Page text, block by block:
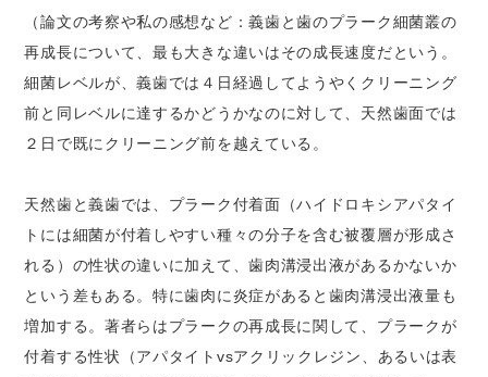
（論文の考察や私の感想など：義歯と歯のプラーク細菌叢の
再成長について、最も大きな違いはその成長速度だという。
細菌レベルが、義歯では４日経過してようやくクリーニング
前と同レベルに達するかどうかなのに対して、天然歯面では
２日で既にクリーニング前を越えている。
天然歯と義歯では、プラーク付着面（ハイドロキシアパタイ
トには細菌が付着しやすい種々の分子を含む被覆層が形成さ
れる）の性状の違いに加えて、歯肉溝浸出液があるかないか
という差もある。特に歯肉に炎症があると歯肉溝浸出液量も
増加する。著者らはプラークの再成長に関して、プラークが
付着する性状（アパタイトvsアクリックレジン、あるいは表